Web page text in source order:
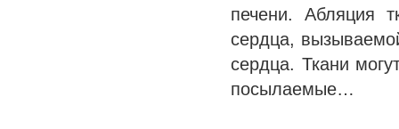
печени. Абляция
сердца,
сердца. Ткани
посылаемые…